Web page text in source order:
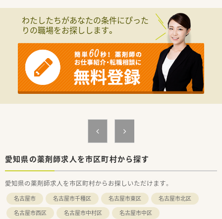
広い科目の処方箋を経験できる充実した環境です。
■都市型在宅医療にも積極的に取り組んでおり、外来だけでなく
地域に根ざした医療への貢献を実感できる店舗です。
＼ こんな方にオススメ ／
■様々な店舗で多くの経験を積みたい
・調剤併設ドラッグストア、面処方の店舗、総合病院門前の店舗
など
出店形態は多岐にわたり店舗異動をすることにより多くの経
験が積めます。
・創業から120年以上地域を良くしていこうという信念に基づい
て経営をしてきました。
・今でも地域の方々から愛される企業です。
・病院門前の店舗ではガン・IHV・膠原病など専門性の高い処方に
触れることが出来ます。
・認定薬剤師の資格を取得された方も在籍していますので今後資
格取得にチャレンジしたい方にもお勧めです。
わたしたちがあなたの条件にぴった
りの職場をお探しします。
愛知県の薬剤師求人を市区町村から探す
愛知県の薬剤師求人を市区町村からお探しいただけます。
名古屋市 名古屋市千種区 名古屋市東区
名古屋市北区
名古屋市西区
名古屋市中村区
名古屋市中区